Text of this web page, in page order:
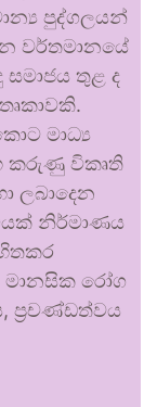
පුද්ගලයන්
වර්තමානයේ
තුළ ද
මාධ්‍ය
කරුණු විකෘති
ලබාදෙන
නිර්මාණය
මානසික රෝග
ප්‍රචණ්ඩත්වය